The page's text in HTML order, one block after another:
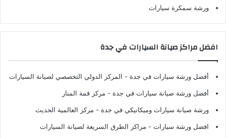
ورشة سمكرة سيارات
افضل مراكز صيانة السيارات في جدة
أفضل ورشة سيارات في جدة - المركز الدولي التخصصي لصيانة السيارات
أفضل ورشة صيانة سيارات في جدة - مركز قمة المنار
ورشة صيانة سيارات وميكانيكي في جدة - مركز العالمية الحديث
افضل ورشة سيارات - مراكز الطرق السريعة لصيانة السيارات